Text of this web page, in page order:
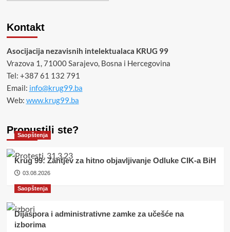
Kontakt
Asocijacija nezavisnih intelektualaca KRUG 99
Vrazova 1, 71000 Sarajevo, Bosna i Hercegovina
Tel: +387 61 132 791
Email: info@krug99.ba
Web: www.krug99.ba
Propustili ste?
Saopštenja
Krug 99: Zahtjev za hitno objavljivanje Odluke CIK-a BiH
03.08.2026
Saopštenja
Dijaspora i administrativne zamke za učešće na
izborima